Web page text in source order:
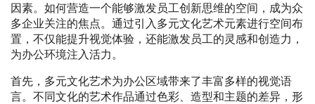
因素。如何营造一个能够激发员工创新思维的空间，成为众
多企业关注的焦点。通过引入多元文化艺术元素进行空间布
置，不仅能提升视觉体验，还能激发员工的灵感和创造力，
为办公环境注入活力。
首先，多元文化艺术为办公区域带来了丰富多样的视觉语
言。不同文化的艺术作品通过色彩、造型和主题的差异，形